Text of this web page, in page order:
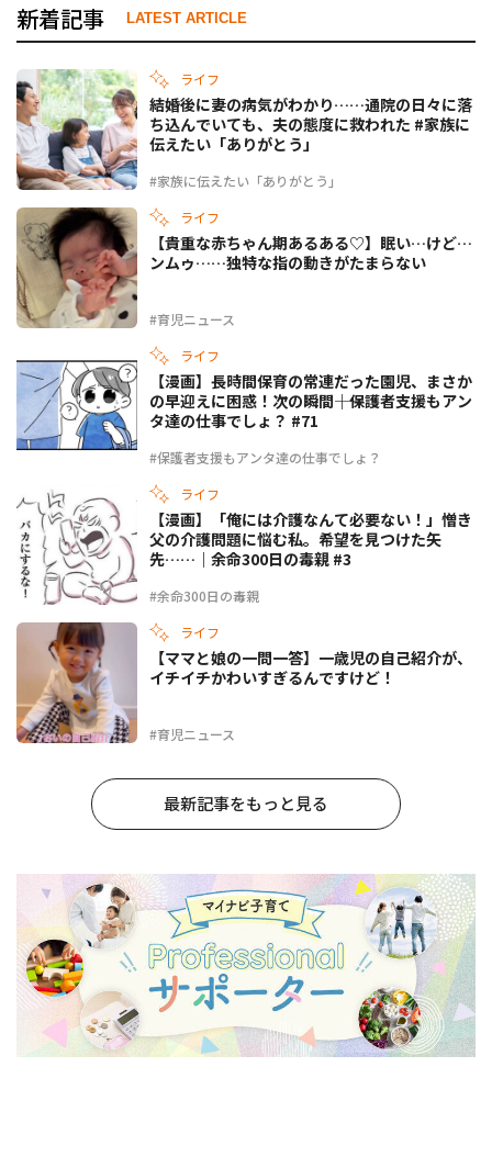
新着記事 LATEST ARTICLE
ライフ
#家族に伝えたい「ありがとう」
結婚後に妻の病気がわかり……通院の日々に落
ち込んでいても、夫の態度に救われた #家族に
伝えたい「ありがとう」
ライフ
#育児ニュース
【貴重な赤ちゃん期あるある♡】眠い…けど…
ンムゥ……独特な指の動きがたまらない
ライフ
#保護者支援もアンタ達の仕事でしょ？
【漫画】長時間保育の常連だった園児、まさか
の早迎えに困惑！次の瞬間――｜保護者支援もアン
タ達の仕事でしょ？ #71
ライフ
#余命300日の毒親
【漫画】「俺には介護なんて必要ない！」憎き
父の介護問題に悩む私。希望を見つけた矢
先……｜余命300日の毒親 #3
ライフ
#育児ニュース
【ママと娘の一問一答】一歳児の自己紹介が、
イチイチかわいすぎるんですけど！
最新記事をもっと見る